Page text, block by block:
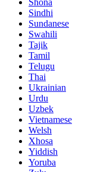
Shona
Sindhi
Sundanese
Swahili
Tajik
Tamil
Telugu
Thai
Ukrainian
Urdu
Uzbek
Vietnamese
Welsh
Xhosa
Yiddish
Yoruba